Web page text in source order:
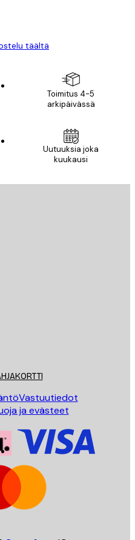
täältä
Toimitus 4-5
arkipäivässä
Uutuuksia joka
kuukausi
Vastuutiedot
ja evästeet